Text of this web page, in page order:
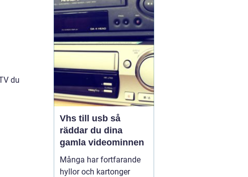
du
arbetsverktyg...
Vhs till usb så
räddar du dina
gamla videominnen
Många har fortfarande
hyllor och kartonger